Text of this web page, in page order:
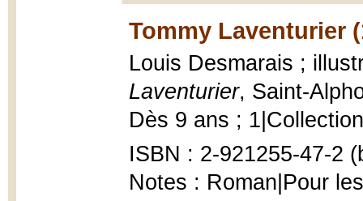
Tommy Laventurier
Louis Desmarais ;
Laventurier, Saint-
Dès 9 ans ;
ISBN : 2-921255-47-2
Notes : Roman|Pour